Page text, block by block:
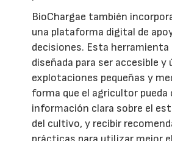
BioChargae también
una plataforma digital de
decisiones. Esta herramienta
diseñada para ser accesible y
explotaciones pequeñas y
forma que el agricultor
información clara sobre el
del cultivo, y recibir